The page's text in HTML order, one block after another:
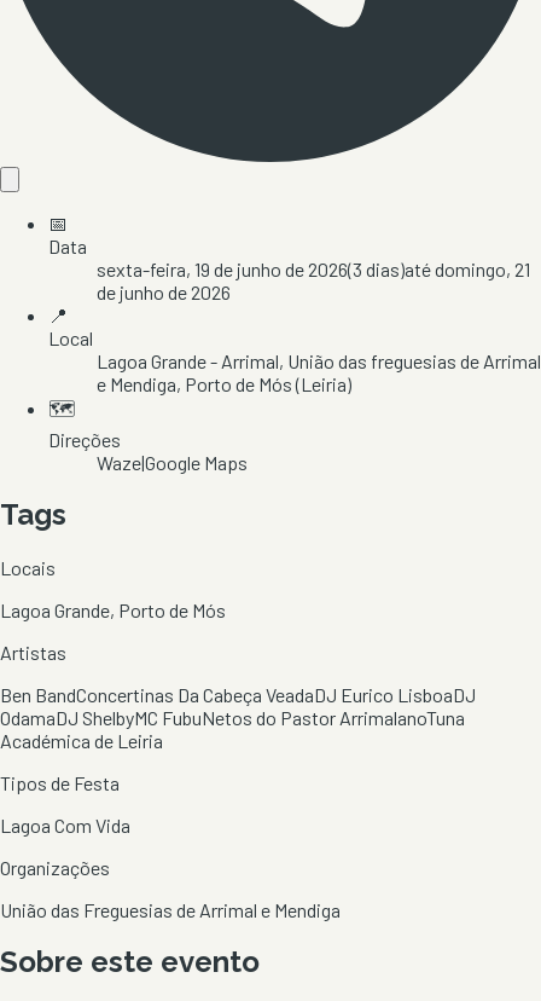
📅
Data
sexta-feira, 19 de junho de 2026(3 dias)atédomingo, 21
de junho de 2026
📍
Local
Lagoa Grande - Arrimal, União das freguesias de Arrimal
e Mendiga, Porto de Mós(Leiria)
🗺️
Direções
Waze|Google Maps
Tags
Locais
Lagoa Grande, Porto de Mós
Artistas
Ben BandConcertinas Da Cabeça VeadaDJ Eurico LisboaDJ
OdamaDJ ShelbyMC FubuNetos do Pastor ArrimalanoTuna
Académica de Leiria
Tipos de Festa
Lagoa Com Vida
Organizações
União das Freguesias de Arrimal e Mendiga
Sobre este evento